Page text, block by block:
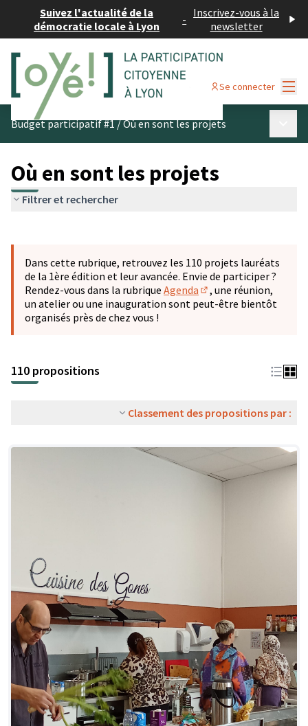
Suivez l'actualité de la
démocratie locale à Lyon
- Inscrivez-vous à la
newsletter
Se connecter
Budget participatif #1/Où en sont les projets
Où en sont les projets
Filtrer et rechercher
−
Dans cette rubrique, retrouvez les 110 projets lauréats
de la 1ère édition et leur avancée. Envie de participer ?
Rendez-vous dans la rubrique Agenda
(S'ouvre dans un
, une réunion,
un atelier ou une inauguration sont peut-être bientôt
organisés près de chez vous !
110 propositions
Classement des propositions par :